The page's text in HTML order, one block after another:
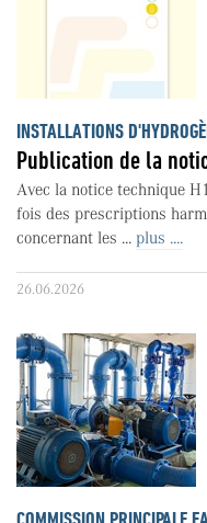
INSTALLATIONS
Publication de la
Avec la notice technique
fois des prescriptions
concernant les ... plus ....
26.06.2026